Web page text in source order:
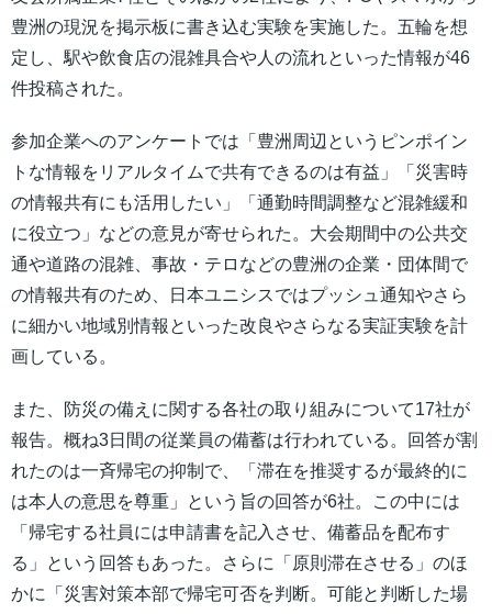
豊洲の現況を掲示板に書き込む実験を実施した。五輪を想
定し、駅や飲食店の混雑具合や人の流れといった情報が46
件投稿された。
参加企業へのアンケートでは「豊洲周辺というピンポイン
トな情報をリアルタイムで共有できるのは有益」「災害時
の情報共有にも活用したい」「通勤時間調整など混雑緩和
に役立つ」などの意見が寄せられた。大会期間中の公共交
通や道路の混雑、事故・テロなどの豊洲の企業・団体間で
の情報共有のため、日本ユニシスではプッシュ通知やさら
に細かい地域別情報といった改良やさらなる実証実験を計
画している。
また、防災の備えに関する各社の取り組みについて17社が
報告。概ね3日間の従業員の備蓄は行われている。回答が割
れたのは一斉帰宅の抑制で、「滞在を推奨するが最終的に
は本人の意思を尊重」という旨の回答が6社。この中には
「帰宅する社員には申請書を記入させ、備蓄品を配布す
る」という回答もあった。さらに「原則滞在させる」のほ
かに「災害対策本部で帰宅可否を判断。可能と判断した場